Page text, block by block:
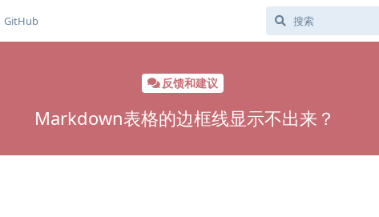
GitHub
反馈和建议
Markdown表格的边框线显示不出来？